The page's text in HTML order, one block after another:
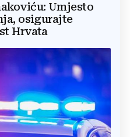
Umjesto
osigurajte
Hrvata